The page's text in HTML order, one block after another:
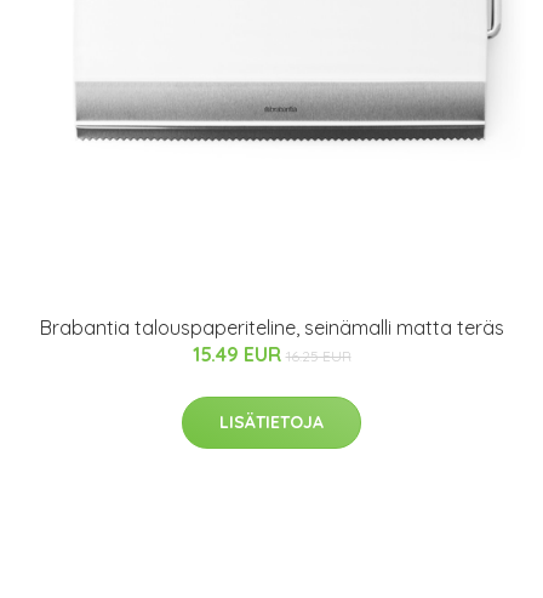
Brabantia talouspaperiteline, seinämalli matta teräs
15.49 EUR 16.25 EUR
LISÄTIETOJA